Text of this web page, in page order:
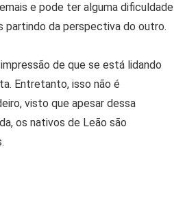
e pode ter alguma dificuldade
partindo da perspectiva do outro.
de que se está lidando
Entretanto, isso não é
visto que apesar dessa
os nativos de Leão são